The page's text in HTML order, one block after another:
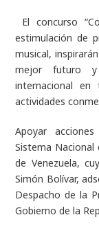
El concurso
estimulación de
musical,
mejor futuro y
internacional
actividades
Apoyar
Sistema Nacional
de Venezuela,
Simón Bolívar,
Despacho de la
Gobierno de la